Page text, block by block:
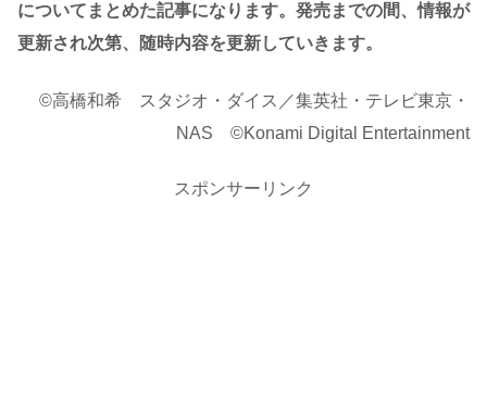
についてまとめた記事になります。発売までの間、情報が
更新され次第、随時内容を更新していきます。
©高橋和希 スタジオ・ダイス／集英社・テレビ東京・
NAS ©Konami Digital Entertainment
スポンサーリンク